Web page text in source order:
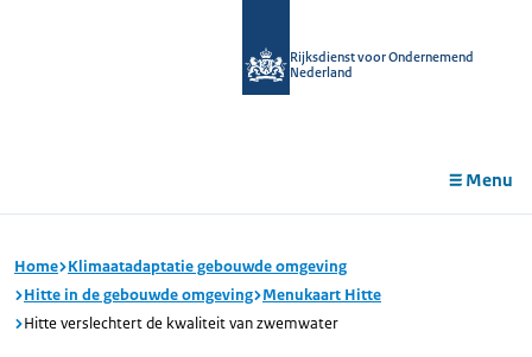
Rijksdienst voor Ondernemend
Nederland
Menu
Home Klimaatadaptatie gebouwde omgeving
Hitte in de gebouwde omgeving Menukaart Hitte
Hitte verslechtert de kwaliteit van zwemwater